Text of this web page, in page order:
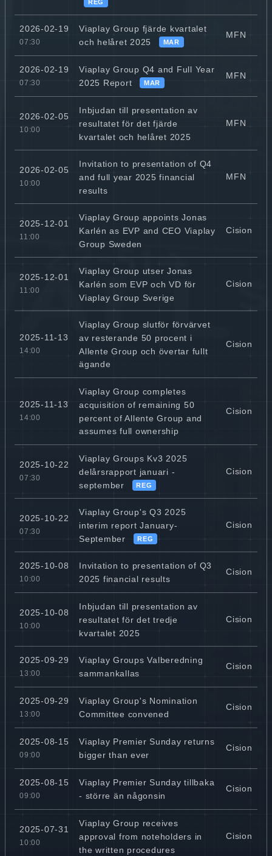
REG
2026-02-19
07:30
Viaplay Group fjärde kvartalet
och helåret 2025
MAR
MFN
2026-02-19
07:30
Viaplay Group Q4 and Full Year
2025 Report
MAR
MFN
2026-02-05
10:00
Inbjudan till presentation av
resultatet för det fjärde
kvartalet och helåret 2025
MFN
2026-02-05
10:00
Invitation to presentation of Q4
and full year 2025 financial
results
MFN
2025-12-01
11:00
Viaplay Group appoints Jonas
Karlén as EVP and CEO Viaplay
Group Sweden
Cision
2025-12-01
11:00
Viaplay Group utser Jonas
Karlén som EVP och VD för
Viaplay Group Sverige
Cision
2025-11-13
14:00
Viaplay Group slutför förvärvet
av resterande 50 procent i
Allente Group och övertar fullt
ägande
Cision
2025-11-13
14:00
Viaplay Group completes
acquisition of remaining 50
percent of Allente Group and
assumes full ownership
Cision
2025-10-22
07:30
Viaplay Groups Kv3 2025
delårsrapport januari -
september
REG
Cision
2025-10-22
07:30
Viaplay Group's Q3 2025
interim report January-
September
REG
Cision
2025-10-08
10:00
Invitation to presentation of Q3
2025 financial results
Cision
2025-10-08
10:00
Inbjudan till presentation av
resultatet för det tredje
kvartalet 2025
Cision
2025-09-29
13:00
Viaplay Groups Valberedning
sammankallas
Cision
2025-09-29
13:00
Viaplay Group's Nomination
Committee convened
Cision
2025-08-15
09:00
Viaplay Premier Sunday returns
bigger than ever
Cision
2025-08-15
09:00
Viaplay Premier Sunday tillbaka
- större än någonsin
Cision
2025-07-31
10:00
Viaplay Group receives
approval from noteholders in
the written procedures
Cision